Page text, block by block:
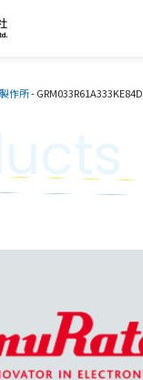
作所-GRM033R61A333KE84D